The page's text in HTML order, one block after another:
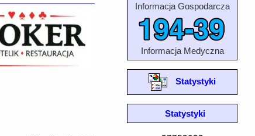
Informacja Gospodarcza
Informacja Medyczna
Statystyki
Statystyki